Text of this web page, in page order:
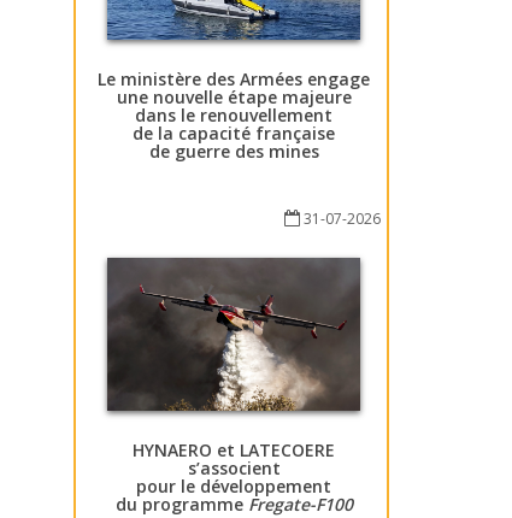
Le ministère des Armées engage
une nouvelle étape majeure
dans le renouvellement
de la capacité française
de guerre des mines
31-07-2026
HYNAERO et LATECOERE
s’associent
pour le développement
du programme Fregate-F100